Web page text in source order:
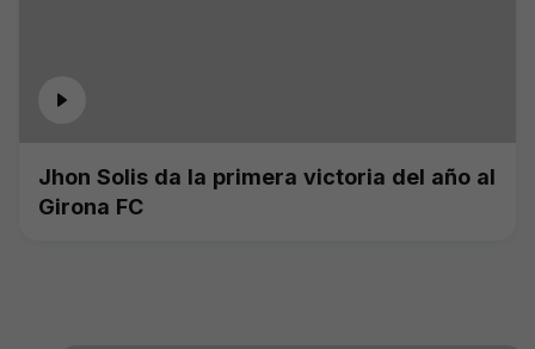
Jhon Solis da la primera victoria del año al
Girona FC